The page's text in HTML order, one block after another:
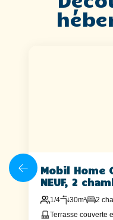
Mobil Home
NEUF, 2
1/4 30m²
2
Terrasse couverte